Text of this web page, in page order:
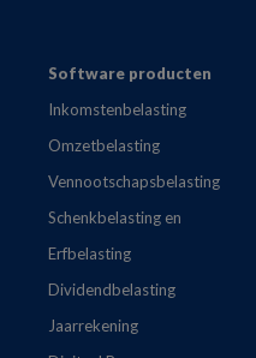
FooterSoftware producten
Inkomstenbelasting
Omzetbelasting
Vennootschapsbelasting
Schenkbelasting en
Erfbelasting
Dividendbelasting
Jaarrekening